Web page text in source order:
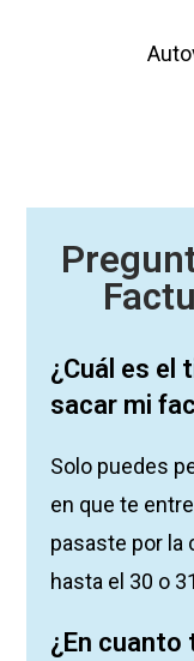
¿Cuál es el
sacar mi
Solo puedes
en que te
pasaste por la
hasta el 30 o
¿En cuanto